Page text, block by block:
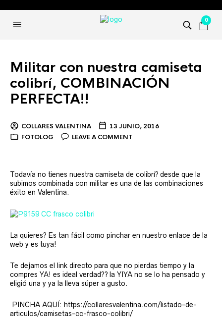
0
Militar con nuestra camiseta
colibrí, COMBINACIÓN
PERFECTA!!
COLLARES VALENTINA
13 JUNIO, 2016
FOTOLOG
LEAVE A COMMENT
Todavía no tienes nuestra camiseta de colibrí? desde que la
subimos combinada con militar es una de las combinaciones
éxito en Valentina.
La quieres? Es tan fácil como pinchar en nuestro enlace de la
web y es tuya!
Te dejamos el link directo para que no pierdas tiempo y la
compres YA! es ideal verdad?? la YIYA no se lo ha pensado y
eligió una y ya la lleva súper a gusto.
PINCHA AQUÍ: https://collaresvalentina.com/listado-de-
articulos/camisetas-cc-frasco-colibri/